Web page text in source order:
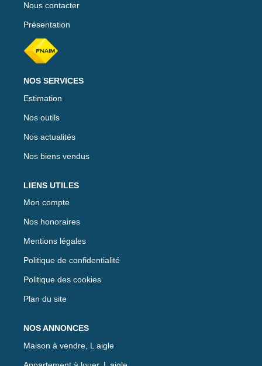
Nous contacter
Présentation
NOS SERVICES
Estimation
Nos outils
Nos actualités
Nos biens vendus
LIENS UTILES
Mon compte
Nos honoraires
Mentions légales
Politique de confidentialité
Politique des cookies
Plan du site
NOS ANNONCES
Maison à vendre, L aigle